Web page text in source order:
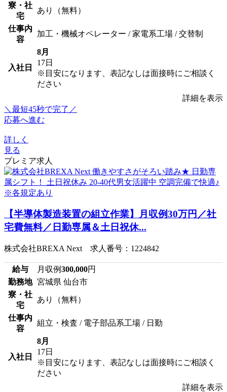
寮・社
宅
あり（無料）
仕事内
容
加工・機械オペレーター / 家電系工場 / 交替制
入社日
8月
17日
※目安になります、表記なしは面接時にご相談く
ださい
詳細を表示
＼最短45秒で完了／
応募へ進む
詳しく
見る
プレミア求人
【半導体製造装置の組立作業】月収例30万円／社
宅費無料／日勤専属＆土日祝休...
株式会社BREXA Next 求人番号：1224842
給与 月収例300,000円
勤務地 宮城県 仙台市
寮・社
宅
あり（無料）
仕事内
容
組立・検査 / 電子部品系工場 / 日勤
入社日
8月
17日
※目安になります、表記なしは面接時にご相談く
ださい
詳細を表示